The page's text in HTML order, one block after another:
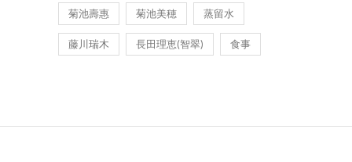
菊池壽惠 菊池美穂 蒸留水
藤川瑞木 長田理恵(智翠) 食事